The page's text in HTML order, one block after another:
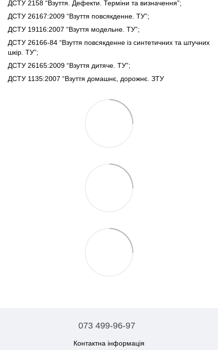
ДСТУ 2158 “Взуття. Дефекти. Терміни та визначення”;
ДСТУ 26167:2009 “Взуття повсякденне. ТУ”;
ДСТУ 19116:2007 “Взуття модельне. ТУ”;
ДСТУ 26166-84 “Взуття повсякденне із синтетичних та штучних
шкір. ТУ”;
ДСТУ 26165:2009 “Взуття дитяче. ТУ”;
ДСТУ 1135:2007 “Взуття домашнє, дорожнє. ЗТУ
073 499-96-97
Контактна інформація